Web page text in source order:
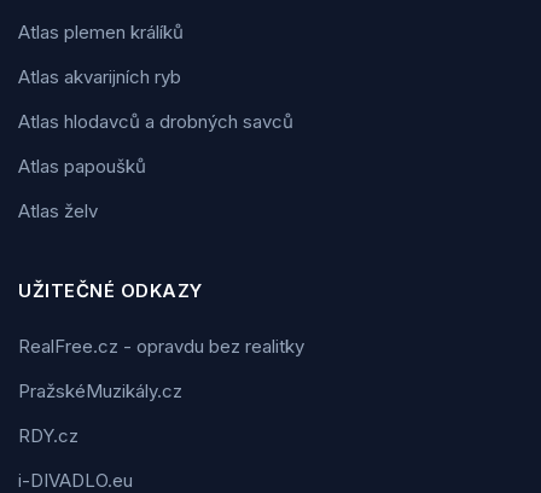
Atlas plemen králíků
Atlas akvarijních ryb
Atlas hlodavců a drobných savců
Atlas papoušků
Atlas želv
UŽITEČNÉ ODKAZY
RealFree.cz - opravdu bez realitky
PražskéMuzikály.cz
RDY.cz
i-DIVADLO.eu